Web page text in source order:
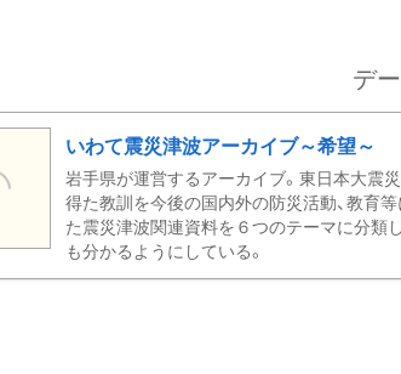
デ
いわて震災津波アーカイブ～希望～
岩手県が運営するアーカイブ。東日本大震
得た教訓を今後の国内外の防災活動、教育
た震災津波関連資料を６つのテーマに分類
も分かるようにしている。